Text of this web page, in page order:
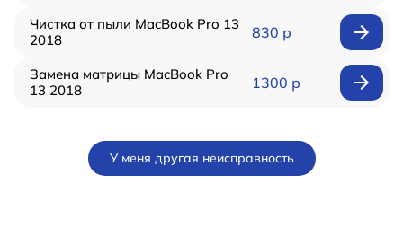
Чистка от пыли MacBook Pro 13
2018
830 р
Замена матрицы MacBook Pro
13 2018
1300 р
У меня другая неисправность